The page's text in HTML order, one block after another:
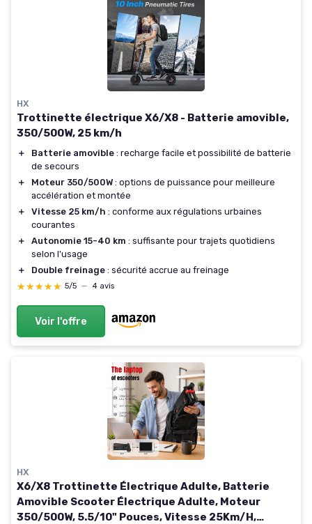
HX
Trottinette électrique X6/X8 - Batterie amovible,
350/500W, 25 km/h
＋ Batterie amovible : recharge facile et possibilité de batterie
de secours
＋
Moteur 350/500W : options de puissance pour meilleure
accélération et montée
＋
Vitesse 25 km/h : conforme aux régulations urbaines
courantes
＋
Autonomie 15-40 km : suffisante pour trajets quotidiens
selon l'usage
＋
Double freinage : sécurité accrue au freinage
★★★★★
★★★★★ 5/5 — 4 avis
Voir l'offre
HX
X6/X8 Trottinette Électrique Adulte, Batterie
Amovible Scooter Électrique Adulte, Moteur
350/500W, 5.5/10" Pouces, Vitesse 25Km/H,